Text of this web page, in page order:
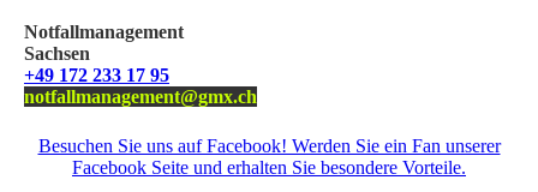
Notfallmanagement
Sachsen
+49 172 233 17 95
notfallmanagement@gmx.ch
Besuchen Sie uns auf Facebook! Werden Sie ein Fan unserer
Facebook Seite und erhalten Sie besondere Vorteile.